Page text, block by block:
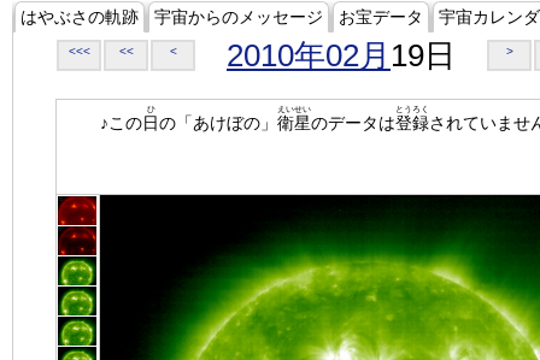
はやぶさの軌跡 宇宙からのメッセージ お宝データ 宇宙カレン
<<< << < 2010年02月 19日 >
♪この日
ひ
の「あけぼの」 衛星
えいせい
のデータは登録
とうろく
されていませ